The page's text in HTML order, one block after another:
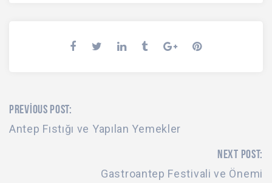
PREVIOUS POST:
Antep Fıstığı ve Yapılan Yemekler
NEXT POST:
Gastroantep Festivali ve Önemi